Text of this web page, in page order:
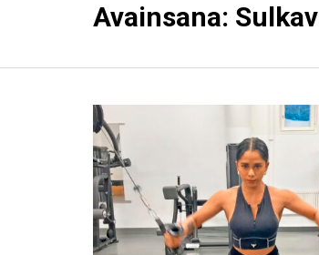
Avainsana: